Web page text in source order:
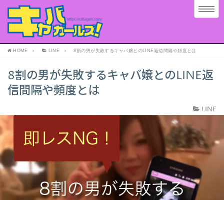
HOME LINE 8割の男が失敗するキャバ嬢とのLINE返信間隔や頻度とは
8割の男が失敗するキャバ嬢とのLINE返
信間隔や頻度とは
LINE